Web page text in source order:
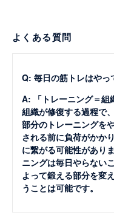
よくある質問
Q: 毎日の筋トレはやっ
A: 「トレーニング＝組
組織が修復する過程で
部分のトレーニングを
される前に負荷がかか
に繋がる可能性があり
ニングは毎日やらない
よって鍛える部分を変
うことは可能です。